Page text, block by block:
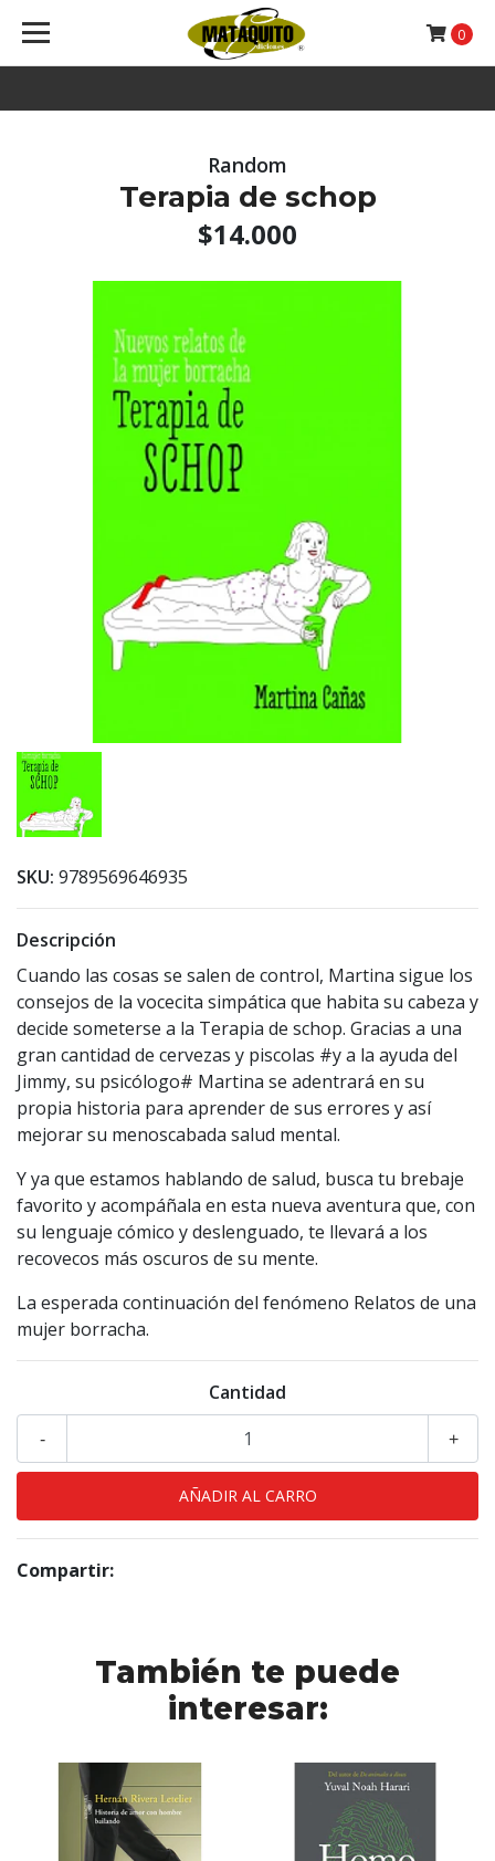
0
Random
Terapia de schop
$14.000
SKU: 9789569646935
Descripción
Cuando las cosas se salen de control, Martina sigue los
consejos de la vocecita simpática que habita su cabeza y
decide someterse a la Terapia de schop. Gracias a una
gran cantidad de cervezas y piscolas #y a la ayuda del
Jimmy, su psicólogo# Martina se adentrará en su
propia historia para aprender de sus errores y así
mejorar su menoscabada salud mental.
Y ya que estamos hablando de salud, busca tu brebaje
favorito y acompáñala en esta nueva aventura que, con
su lenguaje cómico y deslenguado, te llevará a los
recovecos más oscuros de su mente.
La esperada continuación del fenómeno Relatos de una
mujer borracha.
Cantidad
+
-
Compartir:
También te puede
interesar: